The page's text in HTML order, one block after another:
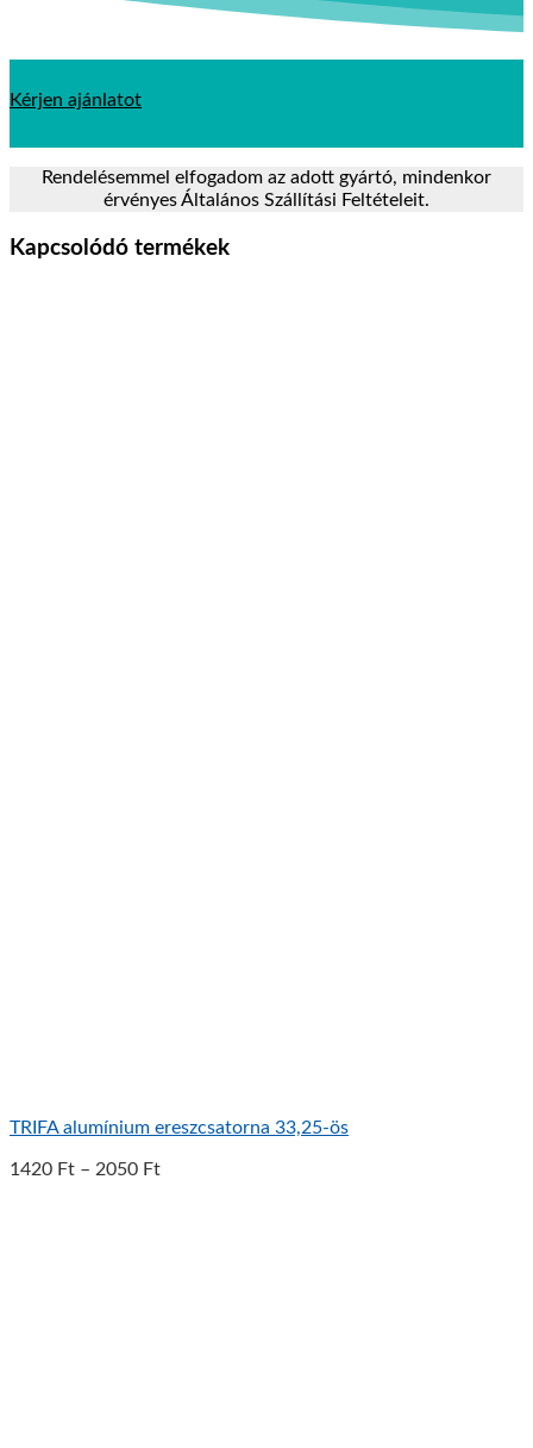
Kérjen ajánlatot
Rendelésemmel elfogadom az adott gyártó, mindenkor
érvényes Általános Szállítási Feltételeit.
Kapcsolódó termékek
TRIFA alumínium ereszcsatorna 33,25-ös
1420 Ft – 2050 Ft